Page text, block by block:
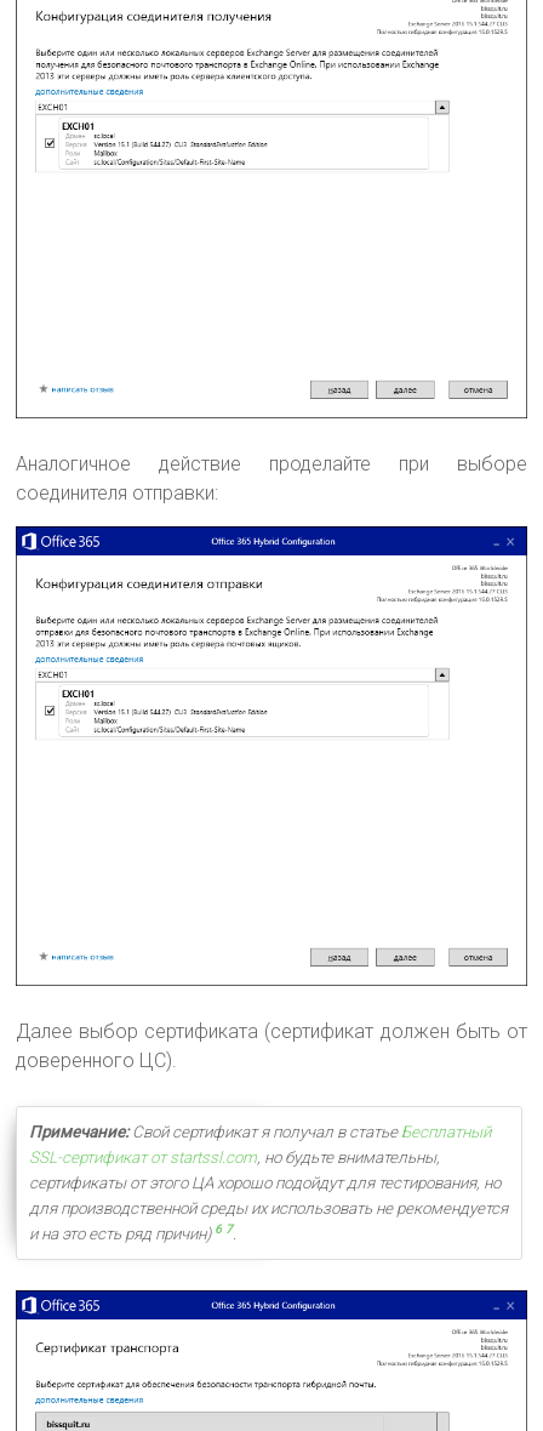
Аналогичное действие проделайте при выборе
соединителя отправки:
Далее выбор сертификата (сертификат должен быть от
доверенного ЦС).
Примечание:Свой сертификат я получал в статье Бесплатный
SSL-сертификат от startssl.com, но будьте внимательны,
сертификаты от этого ЦА хорошо подойдут для тестирования, но
для производственной среды их использовать не рекомендуется
и на это есть ряд причин) 6 7.